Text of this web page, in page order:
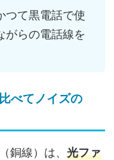
つて黒電話で使
がらの電話線を
べてノイズの
銅線）は、 光ファ